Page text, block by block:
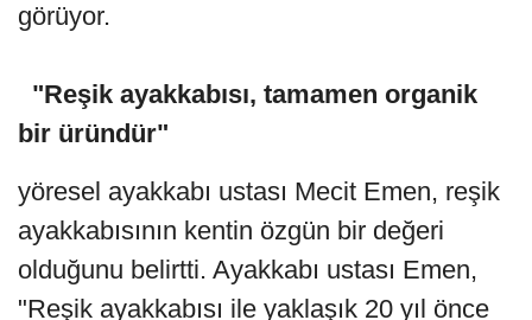
görüyor.
"Reşik ayakkabısı, tamamen organik
bir üründür"
yöresel ayakkabı ustası Mecit Emen, reşik
ayakkabısının kentin özgün bir değeri
olduğunu belirtti. Ayakkabı ustası Emen,
"Reşik ayakkabısı ile yaklaşık 20 yıl önce